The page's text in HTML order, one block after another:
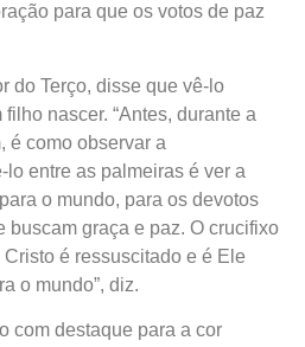
para que os votos de paz
do Terço, disse que vê-lo
nascer. “Antes, durante a
é como observar a
lo entre as palmeiras é ver a
o mundo, para os devotos
buscam graça e paz. O crucifixo
é ressuscitado e é Ele
o mundo”, diz.
com destaque para a cor